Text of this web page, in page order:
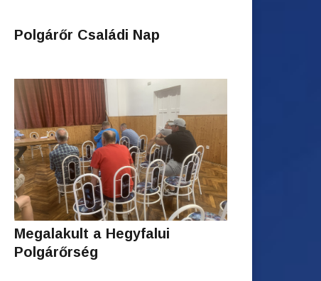
Polgárőr Családi Nap
Megalakult a Hegyfalui
Polgárőrség